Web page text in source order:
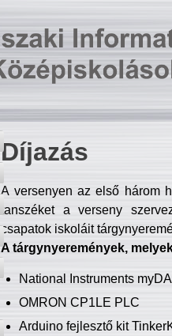
Díjazás
A versenyen az első három
tanszéket a verseny
csapatok iskoláit
A tárgynyeremények,
National Instruments
OMRON CP1LE PLC
Arduino fejlesztő kit